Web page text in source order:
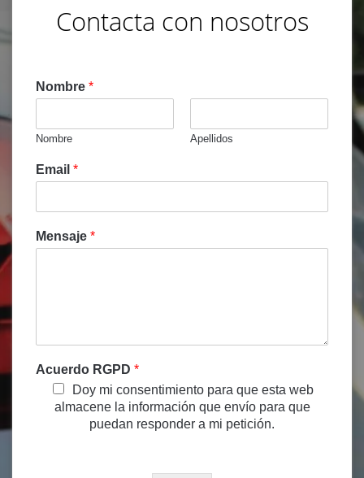
Contacta con nosotros
Nombre *
Nombre Apellidos
Email *
Mensaje *
Acuerdo RGPD *
Doy mi consentimiento para que esta web
almacene la información que envío para que
puedan responder a mi petición.